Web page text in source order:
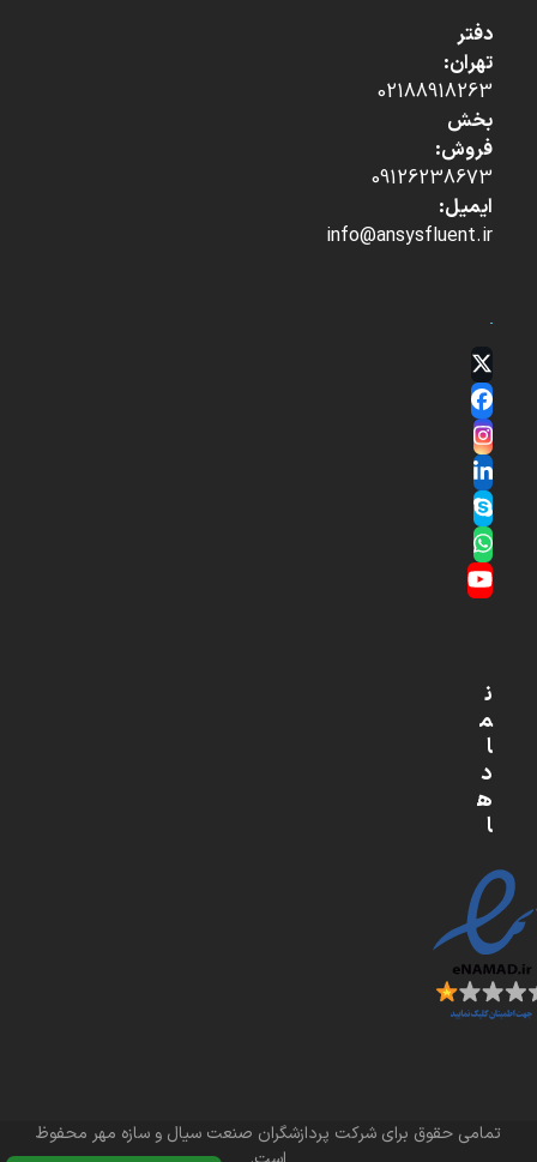
دفتر
تهران:
02188918263
بخش
فروش:
09126238673
ایمیل:
info@ansysfluent.ir
Twitter
(deprecated)
Facebook
Instagram
LinkedIn
Skype
Whatsapp
YouTube
ن
م
ا
د
ه
ا
تمامی حقوق برای شرکت پردازشگران صنعت سیال و سازه مهر محفوظ